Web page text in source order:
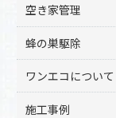
空き家管理
蜂の巣駆除
ワンエコについて
施工事例